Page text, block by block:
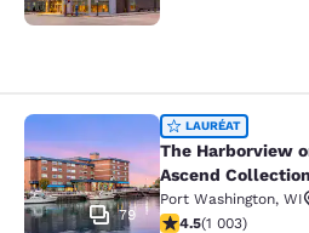
The Harborview on
79
LAURÉAT
The Harborview
Ascend
Port Washington, WI
4.47 étoiles.
4.5(1 003)